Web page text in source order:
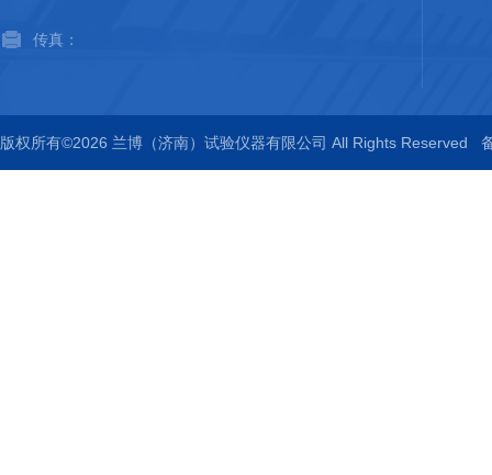
传真：
版权所有©2026 兰博（济南）试验仪器有限公司 All Rights Reserved